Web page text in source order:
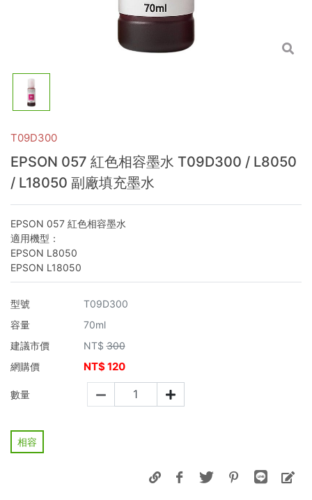
T09D300
EPSON 057 紅色相容墨水 T09D300 / L8050
/ L18050 副廠填充墨水
EPSON 057 紅色相容墨水
適用機型：
EPSON L8050
EPSON L18050
型號
T09D300
容量
70ml
建議市價
NT$ 300
網購價
NT$120
數量
相容